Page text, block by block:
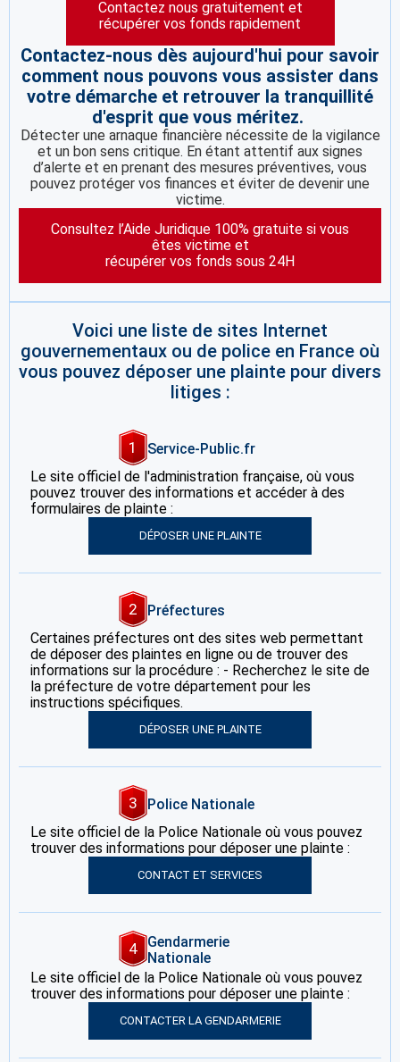
Contactez nous gratuitement et
récupérer vos fonds rapidement
Contactez-nous dès aujourd'hui pour savoir
comment nous pouvons vous assister dans
votre démarche et retrouver la tranquillité
d'esprit que vous méritez.
Détecter une arnaque financière nécessite de la vigilance
et un bon sens critique. En étant attentif aux signes
d’alerte et en prenant des mesures préventives, vous
pouvez protéger vos finances et éviter de devenir une
victime.
Consultez l’Aide Juridique 100% gratuite si vous
êtes victime et
récupérer vos fonds sous 24H
Voici une liste de sites Internet
gouvernementaux ou de police en France où
vous pouvez déposer une plainte pour divers
litiges :
1
Service-Public.fr
Le site officiel de l'administration française, où vous
pouvez trouver des informations et accéder à des
formulaires de plainte :
DÉPOSER UNE PLAINTE
2
Préfectures
Certaines préfectures ont des sites web permettant
de déposer des plaintes en ligne ou de trouver des
informations sur la procédure : - Recherchez le site de
la préfecture de votre département pour les
instructions spécifiques.
DÉPOSER UNE PLAINTE
3
Police Nationale
Le site officiel de la Police Nationale où vous pouvez
trouver des informations pour déposer une plainte :
CONTACT ET SERVICES
4
Gendarmerie
Nationale
Le site officiel de la Police Nationale où vous pouvez
trouver des informations pour déposer une plainte :
CONTACTER LA GENDARMERIE